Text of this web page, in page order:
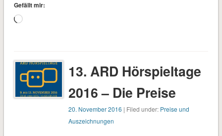
Gefällt mir:
Wird
13. ARD Hörspieltage
2016 – Die Preise
20. November 2016 | Filed under: Preise und
Auszeichnungen